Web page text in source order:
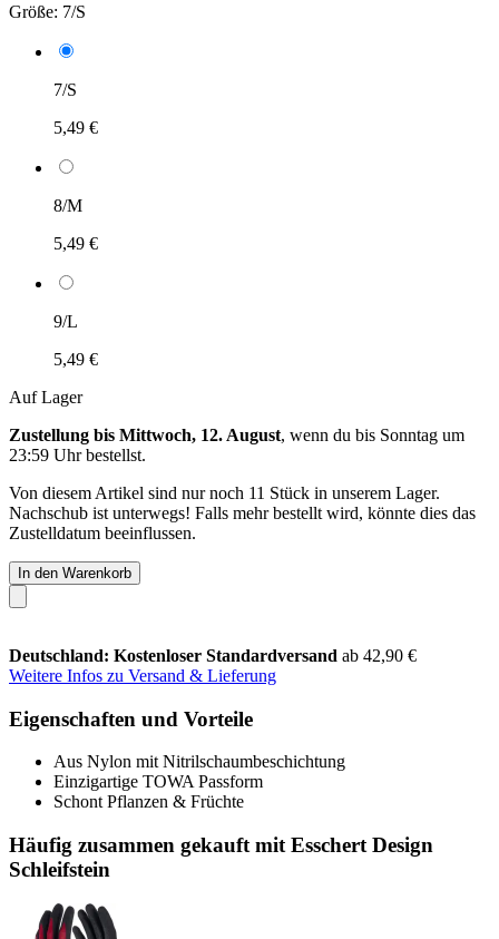
Größe: 7/S
7/S
5,49 €
8/M
5,49 €
9/L
5,49 €
Auf Lager
Zustellung bis Mittwoch, 12. August, wenn du bis Sonntag um
23:59 Uhrbestellst.
Von diesem Artikel sind nur noch 11 Stück in unserem Lager.
Nachschub ist unterwegs! Falls mehr bestellt wird, könnte dies das
Zustelldatum beeinflussen.
In den Warenkorb
Deutschland: Kostenloser Standardversand ab 42,90 €
Weitere Infos zu Versand & Lieferung
Eigenschaften und Vorteile
Aus Nylon mit Nitrilschaumbeschichtung
Einzigartige TOWA Passform
Schont Pflanzen & Früchte
Häufig zusammen gekauft mit Esschert Design
Schleifstein